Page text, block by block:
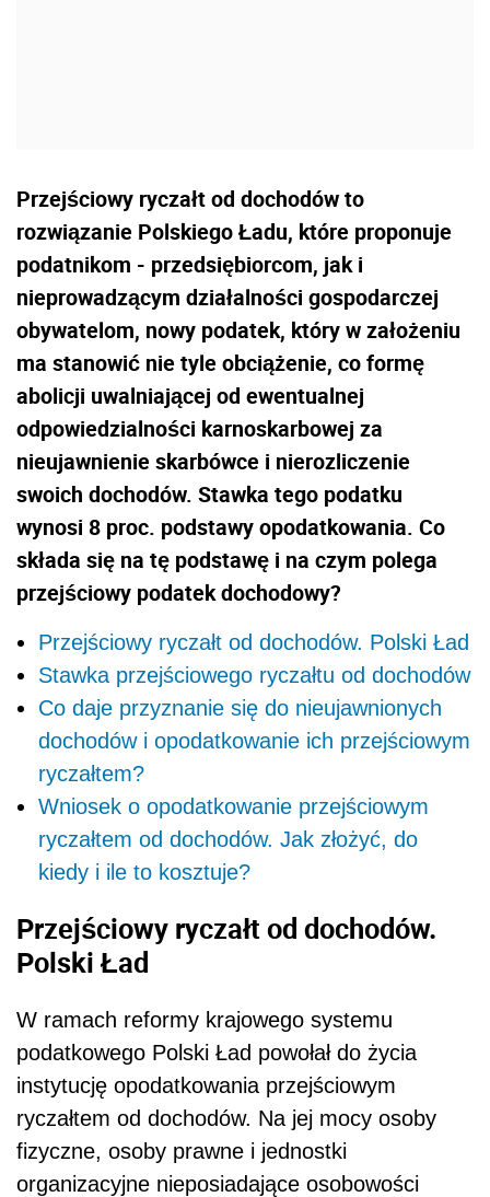
Przejściowy ryczałt od dochodów to
rozwiązanie Polskiego Ładu, które proponuje
podatnikom - przedsiębiorcom, jak i
nieprowadzącym działalności gospodarczej
obywatelom, nowy podatek, który w założeniu
ma stanowić nie tyle obciążenie, co formę
abolicji uwalniającej od ewentualnej
odpowiedzialności karnoskarbowej za
nieujawnienie skarbówce i nierozliczenie
swoich dochodów. Stawka tego podatku
wynosi 8 proc. podstawy opodatkowania. Co
składa się na tę podstawę i na czym polega
przejściowy podatek dochodowy?
Przejściowy ryczałt od dochodów. Polski Ład
Stawka przejściowego ryczałtu od dochodów
Co daje przyznanie się do nieujawnionych
dochodów i opodatkowanie ich przejściowym
ryczałtem?
Wniosek o opodatkowanie przejściowym
ryczałtem od dochodów. Jak złożyć, do
kiedy i ile to kosztuje?
Przejściowy ryczałt od dochodów.
Polski Ład
W ramach reformy krajowego systemu
podatkowego Polski Ład powołał do życia
instytucję opodatkowania przejściowym
ryczałtem od dochodów. Na jej mocy osoby
fizyczne, osoby prawne i jednostki
organizacyjne nieposiadające osobowości